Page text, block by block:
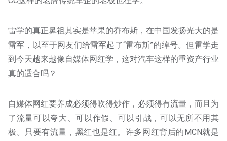
雷学的真正鼻祖其实是苹果的乔布斯，在中国发扬光大的是
雷军，以至于网友们给雷军起了“雷布斯”的绰号。但雷学走
到今天越来越像自媒体网红学，这对汽车这样的重资产行业
真的适合吗？
自媒体网红要养成必须得吹得炒作，必须得有流量，而且为
了流量可以夸大、可以作假、可以引战，可以无所不用其
极。只要有流量，黑红也是红。许多网红背后的MCN就是